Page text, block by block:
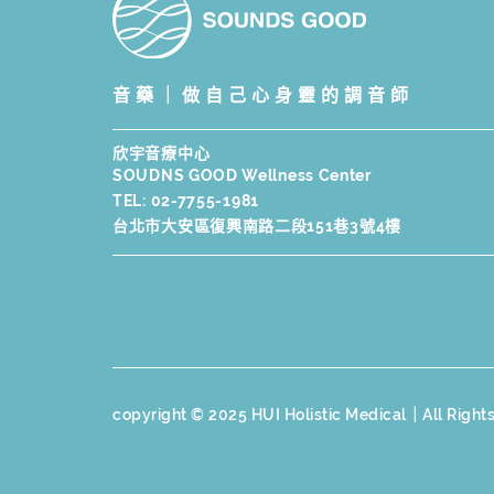
音藥｜做自己心身靈的調音師
欣宇音療中心
SOUDNS GOOD Wellness Center
TEL: 02-7755-1981
台北市大安區復興南路二段151巷3號4樓
copyright © 2025 HUI Holistic Medical｜All